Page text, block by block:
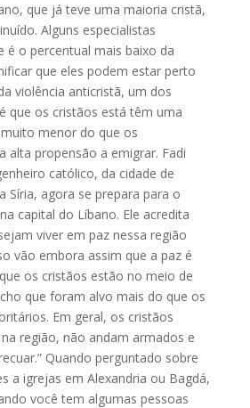
que já teve uma maioria cristã,
Alguns especialistas
é o percentual mais baixo da
que eles podem estar perto
violência anticristã, um dos
que os cristãos está têm uma
menor do que os
alta propensão a emigrar. Fadi
católico, da cidade de
Síria, agora se prepara para o
capital do Líbano. Ele acredita
viver em paz nessa região
vão embora assim que a paz é
os cristãos estão no meio de
que foram alvo mais do que os
Em geral, os cristãos
região, não andam armados e
Quando perguntado sobre
a igrejas em Alexandria ou Bagdá,
você tem algumas pessoas